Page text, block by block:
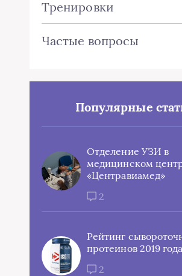
Тренировки
Частые вопросы
Популярные
Отделение УЗИ в
медицинском
«Центравиамед»
2
Рейтинг
протеинов 2019 года
2